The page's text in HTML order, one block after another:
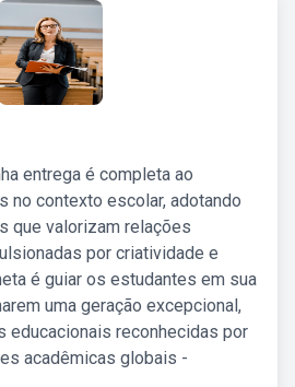
entrega é completa ao
no contexto escolar, adotando
que valorizam relações
por criatividade e
é guiar os estudantes em sua
uma geração excepcional,
educacionais reconhecidas por
acadêmicas globais -